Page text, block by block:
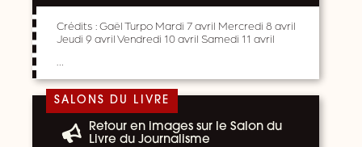
Crédits : Gaël Turpo Mardi 7 avril Mercredi 8 avril
Jeudi 9 avril Vendredi 10 avril Samedi 11 avril
SALONS DU LIVRE
Retour en images sur le Salon du
Livre du Journalisme